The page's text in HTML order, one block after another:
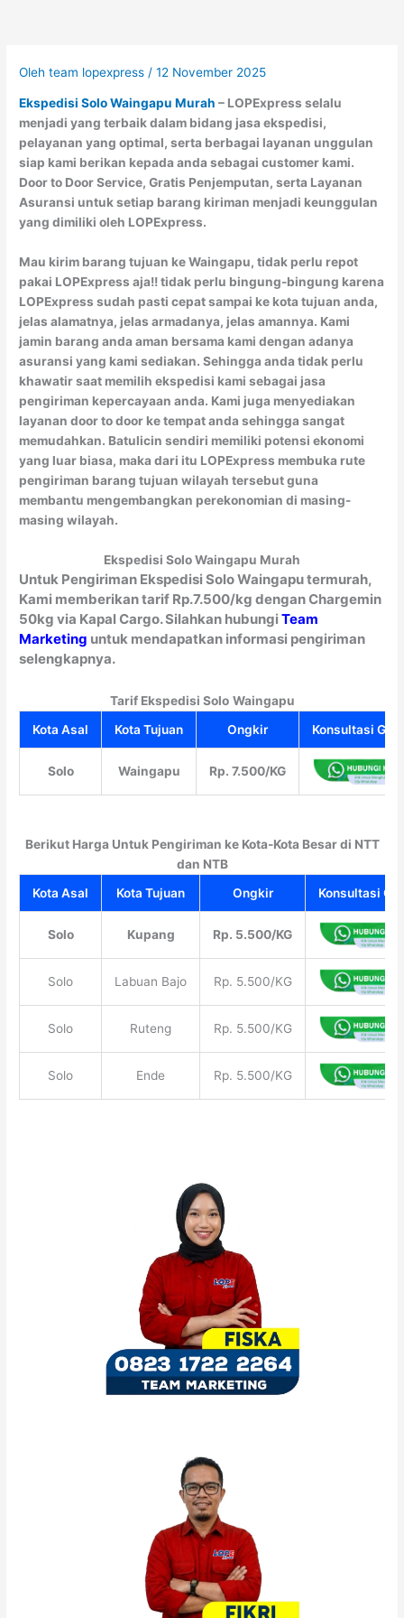
Olehteam lopexpress /12 November 2025
Ekspedisi Solo Waingapu Murah – LOPExpress selalu
menjadi yang terbaik dalam bidang jasa ekspedisi,
pelayanan yang optimal, serta berbagai layanan unggulan
siap kami berikan kepada anda sebagai customer kami.
Door to Door Service, Gratis Penjemputan, serta Layanan
Asuransi untuk setiap barang kiriman menjadi keunggulan
yang dimiliki oleh LOPExpress.
Mau kirim barang tujuan ke Waingapu, tidak perlu repot
pakai LOPExpress aja!! tidak perlu bingung-bingung karena
LOPExpress sudah pasti cepat sampai ke kota tujuan anda,
jelas alamatnya, jelas armadanya, jelas amannya. Kami
jamin barang anda aman bersama kami dengan adanya
asuransi yang kami sediakan. Sehingga anda tidak perlu
khawatir saat memilih ekspedisi kami sebagai jasa
pengiriman kepercayaan anda. Kami juga menyediakan
layanan door to door ke tempat anda sehingga sangat
memudahkan. Batulicin sendiri memiliki potensi ekonomi
yang luar biasa, maka dari itu LOPExpress membuka rute
pengiriman barang tujuan wilayah tersebut guna
membantu mengembangkan perekonomian di masing-
masing wilayah.
Ekspedisi Solo Waingapu Murah
Untuk Pengiriman Ekspedisi Solo Waingapu termurah,
Kami memberikan tarif Rp.7.500/kg dengan Chargemin
50kg via Kapal Cargo. Silahkan hubungiTeam
Marketing untuk mendapatkan informasi pengiriman
selengkapnya.
Tarif Ekspedisi Solo Waingapu
Kota Asal
Kota Tujuan Ongkir Konsultasi
Solo Waingapu Rp. 7.500/KG
Berikut Harga Untuk Pengiriman ke Kota-Kota Besar di NTT
dan NTB
Kota Asal
Kota Tujuan Ongkir Konsultasi
Solo Kupang Rp. 5.500/KG
Solo Labuan Bajo Rp. 5.500/KG
Solo Ruteng Rp. 5.500/KG
Solo Ende Rp. 5.500/KG